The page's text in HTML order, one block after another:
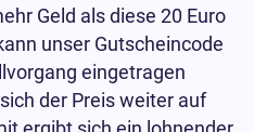
Geld als diese 20 Euro
unser Gutscheincode
eingetragen
der Preis weiter auf